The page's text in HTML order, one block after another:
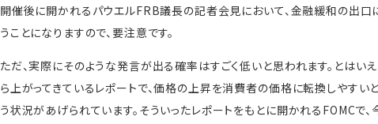
開催後に開かれるパウエルFRB議長の記者会見において、金融緩和の出口
うことになりますので、要注意です。
ただ、実際にそのような発言が出る確率はすごく低いと思われます。とはい
ら上がってきているレポートで、価格の上昇を消費者の価格に転換しやすい
う状況があげられています。そういったレポートをもとに開かれるFOMCで